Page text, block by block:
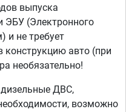
выпуска
ЭБУ (Электронного
и не требует
конструкцию авто (при
необязательно!
ДВС,
возможно